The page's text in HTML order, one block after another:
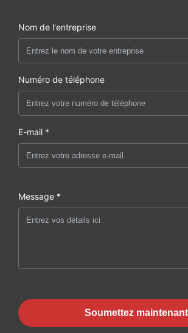
Nom de l'entreprise
Numéro de téléphone
E-mail *
Message *
Soumettez maintenant